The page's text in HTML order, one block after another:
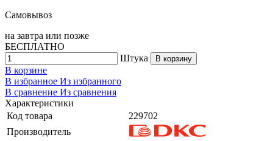
Самовывоз
на завтра или позже
БЕСПЛАТНО
Штука
В корзину
В корзине
В избранное Из избранного
В сравнение Из сравнения
Характеристики
Код товара
229702
Производитель